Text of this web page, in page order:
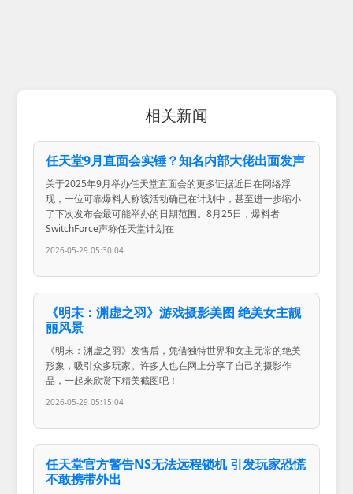
相关新闻
任天堂9月直面会实锤？知名内部大佬出面发声
关于2025年9月举办任天堂直面会的更多证据近日在网络浮
现，一位可靠爆料人称该活动确已在计划中，甚至进一步缩小
了下次发布会最可能举办的日期范围。8月25日，爆料者
SwitchForce声称任天堂计划在
2026-05-29 05:30:04
《明末：渊虚之羽》游戏摄影美图 绝美女主靓
丽风景
《明末：渊虚之羽》发售后，凭借独特世界和女主无常的绝美
形象，吸引众多玩家。许多人也在网上分享了自己的摄影作
品，一起来欣赏下精美截图吧！
2026-05-29 05:15:04
任天堂官方警告NS无法远程锁机 引发玩家恐慌
不敢携带外出